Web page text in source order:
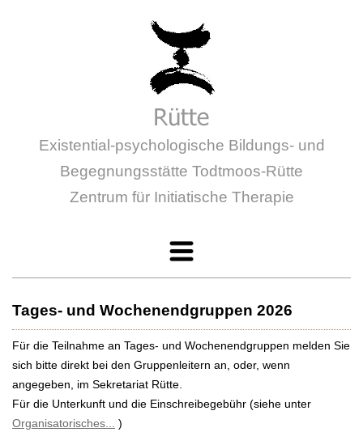
Existential-psychologische Bildungs- und
Begegnungsstätte Todtmoos-Rütte
Zentrum für Initiatische Therapie
Willkommen
Initiatische Therapie
Aufenthalt Angebote
Aktuelles
Tages- und Wochenendgruppen 2025/2026
Wöchentliche
Tages- und Wochenendgruppen 2026
Für die Teilnahme an Tages- und Wochenendgruppen melden Sie
sich bitte direkt bei den Gruppenleitern an, oder, wenn
angegeben, im Sekretariat Rütte.
Für die Unterkunft und die Einschreibegebühr (siehe unter
Organisatorisches...
)